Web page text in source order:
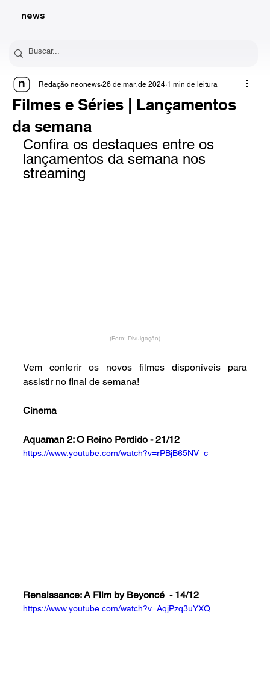
news
Filmes e Séries | Lançamentos
da semana
Redação neonews 26 de mar. de 2024 1 min de leitura
Confira os destaques entre os
lançamentos da semana nos
streaming
(Foto: Divulgação)
Vem conferir os novos filmes disponíveis para
assistir no final de semana!
Cinema
Aquaman 2: O Reino Perdido - 21/12
https://www.youtube.com/watch?v=rPBjB65NV_c
Renaissance: A Film by Beyoncé  - 14/12
https://www.youtube.com/watch?v=AqjPzq3uYXQ